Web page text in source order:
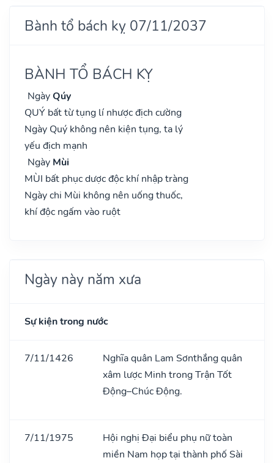
Bành tổ bách kỵ 07/11/2037
BÀNH TỔ BÁCH KỴ
NgàyQúy
QUÝ bất từ tụng lí nhược địch cường
Ngày Quý không nên kiện tụng, ta lý
yếu địch mạnh
Ngày Mùi
MÙI bất phục dược độc khí nhập tràng
Ngày chi Mùi không nên uống thuốc,
khí độc ngấm vào ruột
Ngày này năm xưa
Sự kiện trong nước
7/11/1426
Nghĩa quân Lam Sơnthắng quân
xâm lược Minh trong Trận Tốt
Động–Chúc Động.
7/11/1975
Hội nghị Đại biểu phụ nữ toàn
miền Nam họp tại thành phố Sài